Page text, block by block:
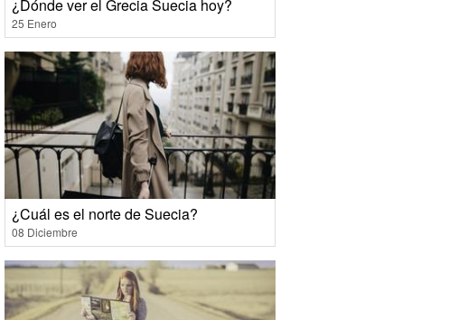
¿Dónde ver el Grecia Suecia hoy?
25 Enero
¿Cuál es el norte de Suecia?
08 Diciembre